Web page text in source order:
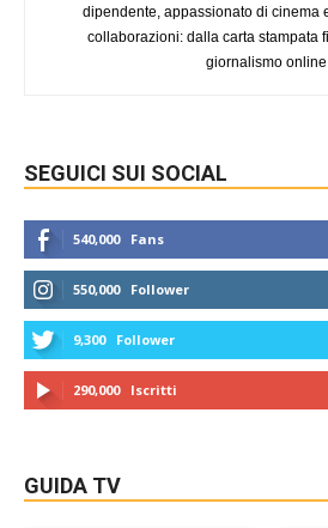
dipendente, appassionato di cinema
collaborazioni: dalla carta stampata
giornalismo
SEGUICI SUI SOCIAL
540,000 Fans
550,000 Follower
9,300 Follower
290,000 Iscritti
GUIDA TV